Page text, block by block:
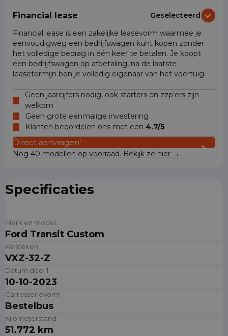
Financial lease
Geselecteerd
Financial lease is een zakelijke leasevorm waarmee je
eenvoudigweg een bedrijfswagen kunt kopen zonder
het volledige bedrag in één keer te betalen. Je koopt
een bedrijfswagen op afbetaling, na de laatste
leasetermijn ben je volledig eigenaar van het voertuig.
Geen jaarcijfers nodig, ook starters en zzp'ers zijn
welkom
Geen grote eenmalige investering
Klanten beoordelen ons met een 4.7/5
Direct aanvragen!
Nog 40 modellen op voorraad. Bekijk ze hier →
Specificaties
Merk en model
Ford Transit Custom
Kenteken
VXZ-32-Z
Datum deel 1
10-10-2023
Carrosserievorm
Bestelbus
Kilometerstand
51.772 km